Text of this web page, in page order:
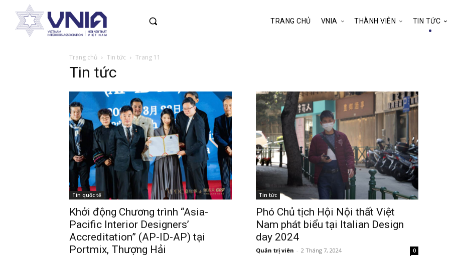
TRANG CHỦ VNIA THÀNH VIÊN TIN TỨC
Trang chủ Tin tức Trang 11
Tin tức
Tin quốc tế
Khởi động Chương trình “Asia-
Pacific Interior Designers’
Accreditation” (AP-ID-AP) tại
Portmix, Thượng Hải
Tin tức
Phó Chủ tịch Hội Nội thất Việt
Nam phát biểu tại Italian Design
day 2024
Quản trị viên - 2 Tháng 7, 2024 0